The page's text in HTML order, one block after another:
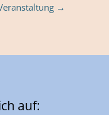
→
auf: